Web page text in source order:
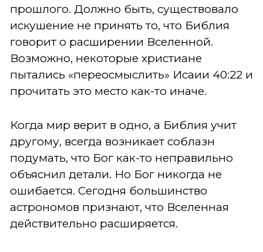
прошлого. Должно быть, существовало
искушение не принять то, что Библия
говорит о расширении Вселенной.
Возможно, некоторые христиане
пытались «переосмыслить» Исаии 40:22 и
прочитать это место как-то иначе.
Когда мир верит в одно, а Библия учит
другому, всегда возникает соблазн
подумать, что Бог как-то неправильно
объяснил детали. Но Бог никогда не
ошибается. Сегодня большинство
астрономов признают, что Вселенная
действительно расширяется.